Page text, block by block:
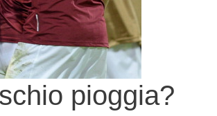
pioggia?